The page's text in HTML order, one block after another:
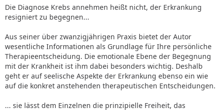
Die Diagnose Krebs annehmen heißt nicht, der Erkrankung
resigniert zu begegnen...
Aus seiner über zwanzigjährigen Praxis bietet der Autor
wesentliche Informationen als Grundlage für Ihre persönliche
Therapieentscheidung. Die emotionale Ebene der Begegnung
mit der Krankheit ist ihm dabei besonders wichtig. Deshalb
geht er auf seelische Aspekte der Erkrankung ebenso ein wie
auf die konkret anstehenden therapeutischen Entscheidungen.
... sie lässt dem Einzelnen die prinzipielle Freiheit, das